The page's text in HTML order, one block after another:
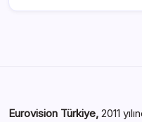
Eurovision Türkiye, 2011